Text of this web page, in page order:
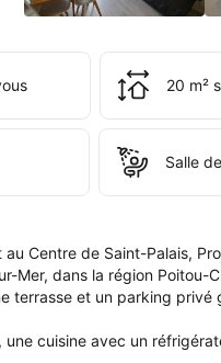
de
ainsi
votre
20 m²
Salle
Centre de Saint-Palais,
Mer, dans la région Poitou-
terrasse et un parking privé
cuisine avec un